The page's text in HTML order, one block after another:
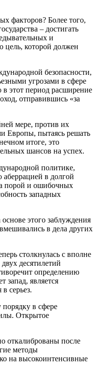
факторов? Более того,
– достигать
и
цель, которой должен
безопасности,
угрозами в сфере
этот период расширение
отправившись «за
мере, против их
Европы, пытаясь решать
итоге, это
шансов на успех.
политике,
аберрацией в долгой
порой и ошибочных
западных
этого заблуждения
в дела других
столкнулась с вполне
десятилетий
определению
запад, является
серьез.
в сфере
Открытое
откалиброваны после
методы
на высокоинтенсивные